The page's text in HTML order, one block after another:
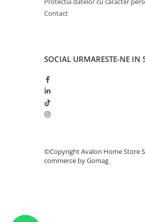
Contact
SOCIAL URMARESTE-NE IN
©Copyright Avalon Home Store
commerce by Gomag